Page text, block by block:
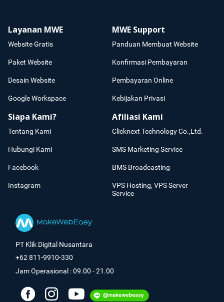
Layanan MWE
Website Gratis
Paket Website
Desain Website
Google Workspace
MWE Support
Panduan Membuat Website
Konfirmasi Pembayaran
Pembayaran Online
Kebijakan Privasi
Siapa Kami?
Tentang Kami
Hubungi Kami
Facebook
Instagram
Afiliasi Kami
Clicknext Technology Co.,Ltd.
SMS Marketing Service
BMS Broadcasting
VPS Hosting, VPS Server
Service
PT Klik Digital Nusantara
+62 811-9910-330
Jam Operasional : 09.00 - 21.00